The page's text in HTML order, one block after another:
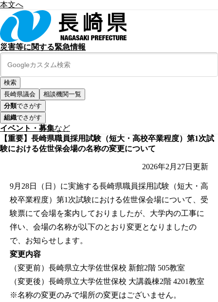
本文へ
災害等に関する緊急情報
長崎県議会
相談機関一覧
分類でさがす
組織でさがす
イベント・募集など
【重要】長崎県職員採用試験（短大・高校卒業程度）第1次試
験における佐世保会場の名称の変更について
2026年2月27日 更新
9月28日（日）に実施する長崎県職員採用試験（短大・高
校卒業程度）第1次試験における佐世保会場について、受
験票にて会場を案内しておりましたが、大学内の工事に
伴い、会場の名称が以下のとおり変更となりましたの
で、お知らせします。
変更内容
（変更前）長崎県立大学佐世保校 新館2階 505教室
（変更後）長崎県立大学佐世保校 大講義棟2階 4201教室
※名称の変更のみで場所の変更はございません。